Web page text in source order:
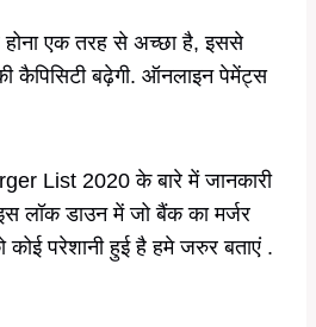
होना एक तरह से अच्छा है, इससे
कैपिसिटी बढ़ेगी. ऑनलाइन पेमेंट्स
List 2020 के बारे में जानकारी
लॉक डाउन में जो बैंक का मर्जर
परेशानी हुई है हमे जरुर बताएं .